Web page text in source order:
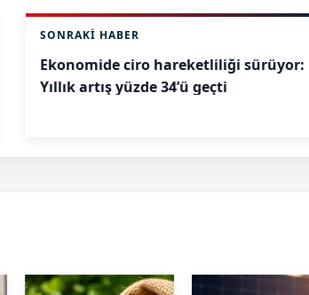
SONRAKI HABER
Ekonomide ciro hareketliliği sürüyor:
Yıllık artış yüzde 34’ü geçti